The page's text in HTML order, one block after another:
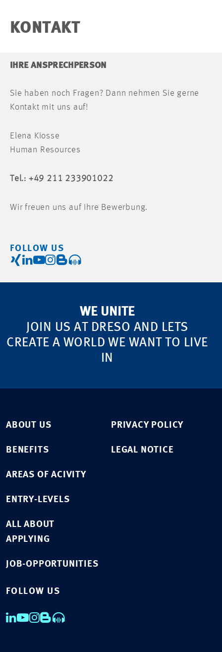
KONTAKT
IHRE ANSPRECHPERSON
Sie haben noch Fragen? Dann nehmen Sie gerne
Kontakt mit uns auf!
Elena Kiosse
Human Resources
Tel.: +49 211 233901022
Wir freuen uns auf Ihre Bewerbung.
FOLLOW US
WE UNITE
JOIN US AT DRESO AND LETS
CREATE A WORLD WE WANT TO LIVE
IN
ABOUT US
BENEFITS
AREAS OF ACIVITY
ENTRY-LEVELS
ALL ABOUT
APPLYING
JOB-OPPORTUNITIES
PRIVACY POLICY
LEGAL NOTICE
FOLLOW US